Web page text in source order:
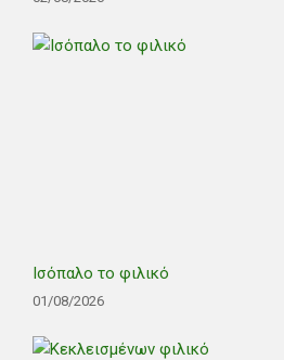
Ισόπαλο το φιλικό
01/08/2026